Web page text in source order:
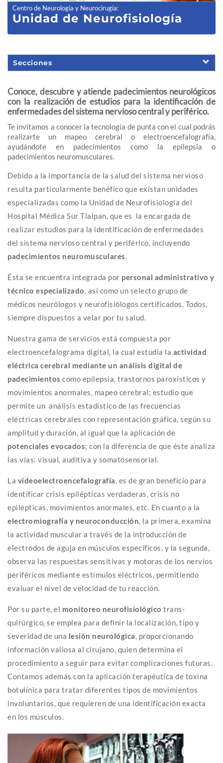
Centro de Neurología y Neurocirugía:
Unidad de Neurofisiología
Secciones
Conoce, descubre y atiende padecimientos neurológicos
con la realización de estudios para la identificación de
enfermedades del sistema nervioso central y periférico.
Te invitamos a conocer la tecnología de punta con el cual podrás
realizarte un mapeo cerebral o electroencefalografía,
ayudándote en padecimientos como la epilepsia o
padecimientos neuromusculares.
Debido a la importancia de la salud del sistema nervioso
resulta particularmente benéfico que existan unidades
especializadas como la Unidad de Neurofisiología del
Hospital Médica Sur Tlalpan, que es la encargada de
realizar estudios para la identificación de enfermedades
del sistema nervioso central y periférico, incluyendo
padecimientos neuromusculares.
Ésta se encuentra integrada por personal administrativo y
técnico especializado, así como un selecto grupo de
médicos neurólogos y neurofisiólogos certificados. Todos,
siempre dispuestos a velar por tu salud.
Nuestra gama de servicios está compuesta por
electroencefalograma digital, la cual estudia la actividad
eléctrica cerebral mediante un análisis digital de
padecimientos como epilepsia, trastornos paroxísticos y
movimientos anormales, mapeo cerebral; estudio que
permite un análisis estadístico de las frecuencias
eléctricas cerebrales con representación gráfica, según su
amplitud y duración, al igual que la aplicación de
potenciales evocados; con la diferencia de que éste analiza
las vías: visual, auditiva y somatosensorial.
La videoelectroencefalografía, es de gran beneficio para
identificar crisis epilépticas verdaderas, crisis no
epilépticas, movimientos anormales, etc. En cuanto a la
electromiografía y neuroconducción, la primera, examina
la actividad muscular a través de la introducción de
electrodos de aguja en músculos específicos, y la segunda,
observa las respuestas sensitivas y motoras de los nervios
periféricos mediante estímulos eléctricos, permitiendo
evaluar el nivel de velocidad de tu reacción.
Por su parte, el monitoreo neurofisiológico trans-
quirúrgico, se emplea para definir la localización, tipo y
severidad de una lesión neurológica, proporcionando
información valiosa al cirujano, quien determina el
procedimiento a seguir para evitar complicaciones futuras.
Contamos además con la aplicación terapéutica de toxina
botulínica para tratar diferentes tipos de movimientos
involuntarios, que requieren de una identificación exacta
en los músculos.